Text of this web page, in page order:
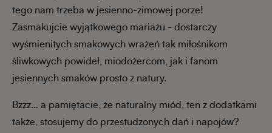
tego nam trzeba w jesienno-zimowej porze!
Zasmakujcie wyjątkowego mariażu - dostarczy
wyśmienitych smakowych wrażeń tak miłośnikom
śliwkowych powideł, miodożercom, jak i fanom
jesiennych smaków prosto z natury.
Bzzz… a pamiętacie, że naturalny miód, ten z dodatkami
także, stosujemy do przestudzonych dań i napojów?